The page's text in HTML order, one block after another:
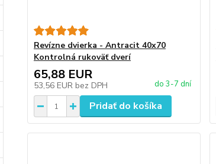
Revízne dvierka - Antracit 40x70
Kontrolná rukoväť dverí
65,88 EUR
53,56 EUR bez DPH do 3-7 dní
Pridať do košíka